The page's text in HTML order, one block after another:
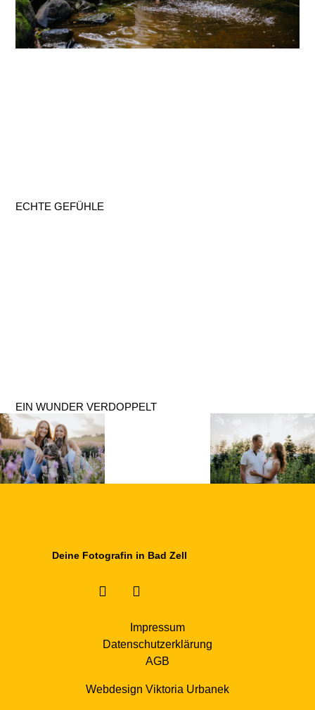
ECHTE GEFÜHLE
EIN WUNDER VERDOPPELT
Deine Fotografin in Bad Zell
Impressum
Datenschutzerklärung
AGB
Webdesign Viktoria Urbanek